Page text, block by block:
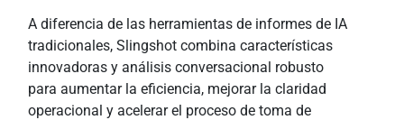
A diferencia de las herramientas de informes de IA
tradicionales, Slingshot combina características
innovadoras y análisis conversacional robusto
para aumentar la eficiencia, mejorar la claridad
operacional y acelerar el proceso de toma de